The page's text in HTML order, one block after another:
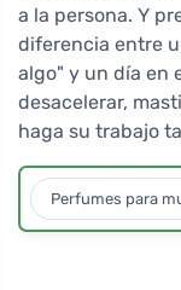
a la persona. Y
diferencia entre
algo" y un día en
desacelerar,
haga su trabajo
Perfumes para